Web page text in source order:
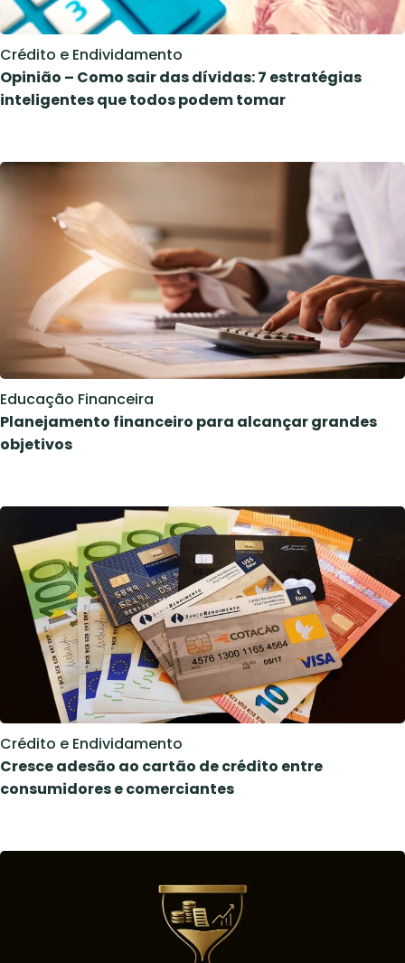
Crédito e Endividamento
Opinião – Como sair das dívidas: 7 estratégias
inteligentes que todos podem tomar
Educação Financeira
Planejamento financeiro para alcançar grandes
objetivos
Crédito e Endividamento
Cresce adesão ao cartão de crédito entre
consumidores e comerciantes